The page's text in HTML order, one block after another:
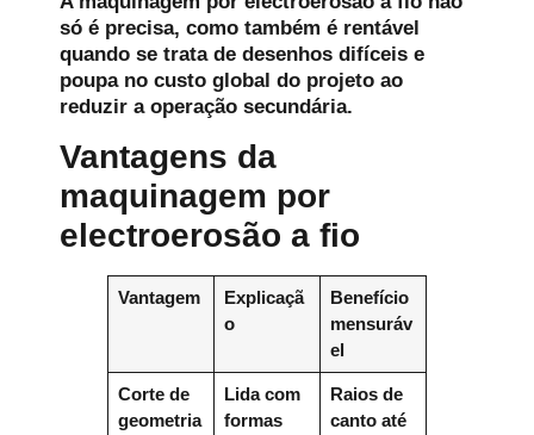
só é precisa, como também é rentável
quando se trata de desenhos difíceis e
poupa no custo global do projeto ao
reduzir a operação secundária.
Vantagens da
maquinagem por
electroerosão a fio
Vantagem
Explicaçã
o
Benefício
mensuráv
el
Corte de
geometria
Lida com
formas
Raios de
canto até